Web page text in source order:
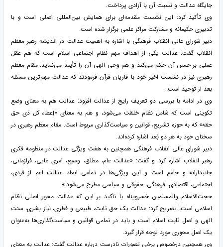
جایگاه عدالت و نسبت آن با آزادی پرداخت.
وی تأکید کرد: این نشست مقدمه‌ای برای همایش بین‌المللی اصلی است و با
تدبیری حکیمانه و مشارکت مراکز علمی برگزار شده است.
دبیر شورای عالی انقلاب فرهنگی با اشاره به اهمیت عدالت در اندیشه رهبر معظم
انقلاب گفت: عدالت یکی از اهداف مهم نظام اجتماعی اسلام است که هم عقل
عملی بر حسن آن حکم می‌کند و هم وحی الهی آن را تأیید می‌نماید. مقام معظم
رهبری نیز در نشست اخیر خود با قاریان قرآن فرمودند که عدالت مهم‌ترین مسئله
بعد از توحید است.
وی در ادامه با بررسی دو تعریف رایج از عدالت افزود: عدالت هم به معنای وضع
تکوینی است که شامل نظام خلقت می‌شود، و هم به معنای «إعطاء کل ذی حق
حقه» که به حوزه تشریع، قوانین و سیاست‌گذاری مربوط است. مقام معظم رهبری در
سخنان خود به هر دو بُعد اشاره کرده‌اند.
دبیر شورای عالی انقلاب فرهنگی همچنین به هفت ویژگی عدالت در منظومه فکری
رهبر انقلاب اشاره کرد و گفت: «عدالت عام، مطلق، وسیع، امری غایی، فرازمانی،
جانبدارانه و جامع است و این ویژگی‌ها در تمامی ابعاد عدالت اعم از فردی،
اجتماعی، اقتصادی، فرهنگی، حقوقی و سیاسی مطرح می‌شود.»
حجت‌الاسلام والمسلمین خسروپناه با تأکید بر این که عدالت محور اصلی نظام
اسلامی است، تصریح کرد: عدالت یک حق ثابت، طبیعی و فطری، نیاز بشری، سنت
الهی و اصل ثابت اسلام است و باید در تمامی قوانین و سیاست‌گذاری‌ها به‌عنوان
یک اصل محوری مورد توجه قرار گیرد.
وی همچنین درخصوص برخی تصورات نادرست درباره عدالت گفت: عدالت به معنای